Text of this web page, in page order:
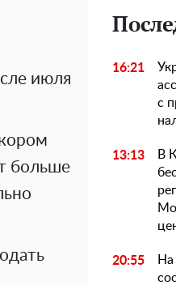
июля
больше
16:21
с
13:13
В
20:55
На